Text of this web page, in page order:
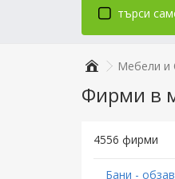
търси
Мебели и
Фирми в
4556 фирми
Бани -